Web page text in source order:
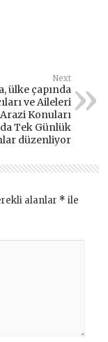
Next
ülke çapında
ve Aileleri
Konuları
Tek Günlük
düzenliyor
alanlar * ile